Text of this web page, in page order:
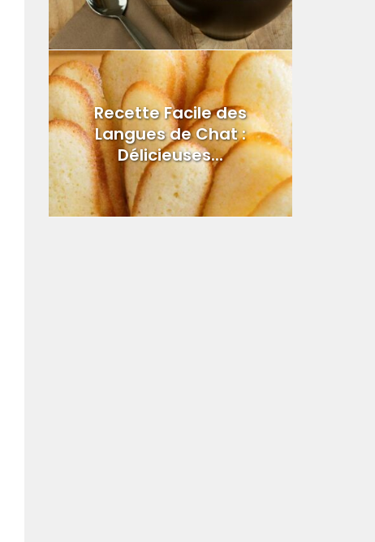
Recette Facile des
Langues de Chat :
Délicieuses...